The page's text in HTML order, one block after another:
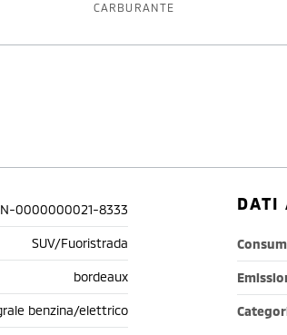
CARBURANTE
N-0000000021-8333
SUV/Fuoristrada
bordeaux
benzina/elettrico
DATI